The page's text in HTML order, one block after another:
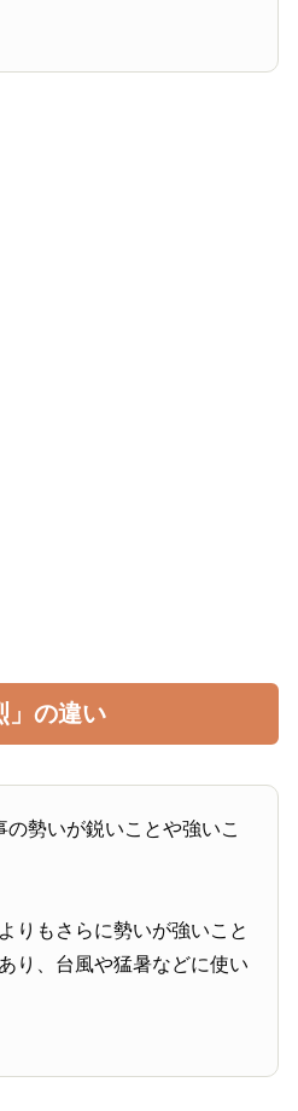
」の違い
勢いが鋭いことや強いこ
よりもさらに勢いが強いこと
り、台風や猛暑などに使い